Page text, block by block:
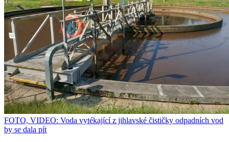
FOTO, VIDEO: Voda vytékající z jihlavské čističky odpadních vod
by se dala pít